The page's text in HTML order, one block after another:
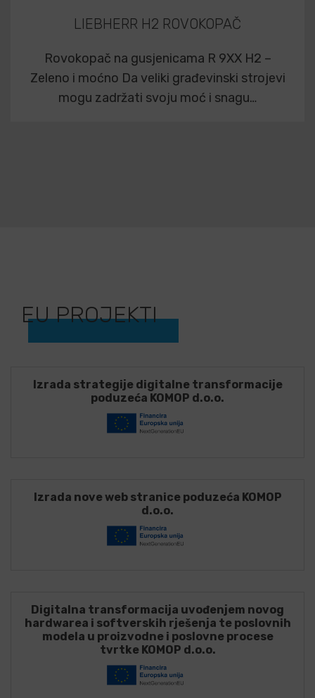
LIEBHERR H2 ROVOKOPAČ
Rovokopač na gusjenicama R 9XX H2 –
Zeleno i moćno Da veliki građevinski strojevi
mogu zadržati svoju moć i snagu…
EU PROJEKTI
Izrada strategije digitalne transformacije
poduzeća KOMOP d.o.o.
Izrada nove web stranice poduzeća KOMOP
d.o.o.
Digitalna transformacija uvođenjem novog
hardwarea i softverskih rješenja te poslovnih
modela u proizvodne i poslovne procese
tvrtke KOMOP d.o.o.